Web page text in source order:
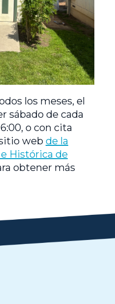
los meses, el
sábado de cada
o con cita
web de la
Histórica de
obtener más